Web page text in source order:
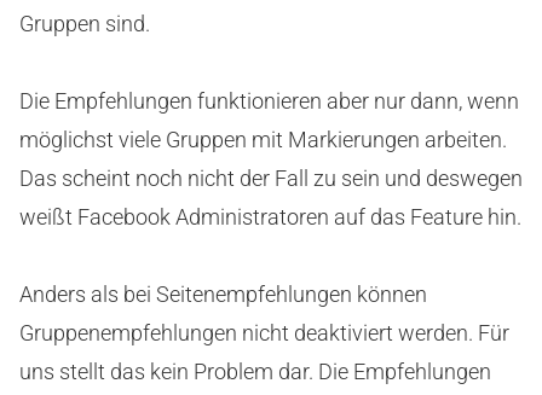
Gruppen sind.
Die Empfehlungen funktionieren aber nur dann, wenn
möglichst viele Gruppen mit Markierungen arbeiten.
Das scheint noch nicht der Fall zu sein und deswegen
weißt Facebook Administratoren auf das Feature hin.
Anders als bei Seitenempfehlungen können
Gruppenempfehlungen nicht deaktiviert werden. Für
uns stellt das kein Problem dar. Die Empfehlungen